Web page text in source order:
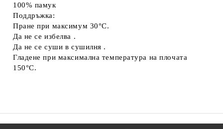
100% памук
Поддръжка:
Пране при максимум 30°C.
Да не се избелва .
Да не се суши в сушилня .
Гладене при максимална температура на плочата
150°C.